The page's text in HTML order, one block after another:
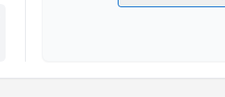
Kişisel verilerimin işlenmesine